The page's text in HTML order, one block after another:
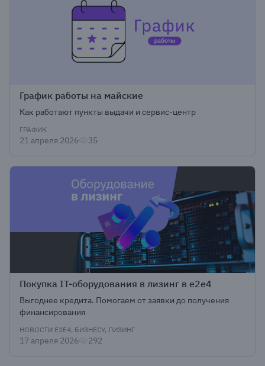
График работы на майские
Как работают пункты выдачи и сервис-центр
ГРАФИК
21 апреля 2026 35
Покупка IT-оборудования в лизинг в e2e4
Выгоднее кредита. Помогаем от заявки до получения
финансирования
НОВОСТИ Е2Е4, БИЗНЕСУ, ЛИЗИНГ
17 апреля 2026 292